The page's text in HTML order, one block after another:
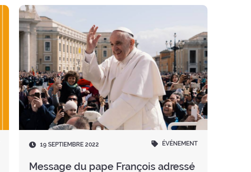
Fecha
19 SEPTIEMBRE 2022 ÉVÉNEMENT
Message du pape François adressé